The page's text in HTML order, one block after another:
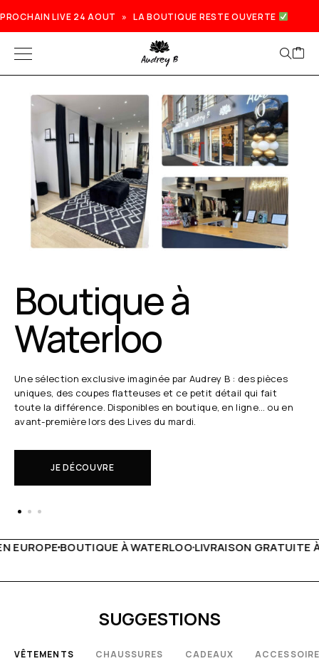
PROCHAIN LIVE 24 AOUT » LA BOUTIQUE RESTE OUVERTE
Boutique à
Waterloo
Une sélection exclusive imaginée par Audrey B : des pièces
uniques, des coupes flatteuses et ce petit détail qui fait
toute la différence. Disponibles en boutique, en ligne… ou en
avant-première lors des Lives du mardi.
JE DÉCOUVRE
LIVRAISON GRATUITE À PARTIR DE 150€LIVE
SUGGESTIONS
VÊTEMENTS CHAUSSURES CADEAUX